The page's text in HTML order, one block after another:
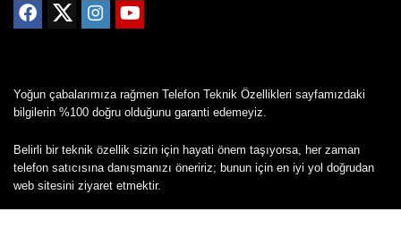
Yoğun çabalarımıza rağmen Telefon Teknik Özellikleri sayfamızdaki
bilgilerin %100 doğru olduğunu garanti edemeyiz.
Belirli bir teknik özellik sizin için hayati önem taşıyorsa, her zaman
telefon satıcısına danışmanızı öneririz; bunun için en iyi yol doğrudan
web sitesini ziyaret etmektir.